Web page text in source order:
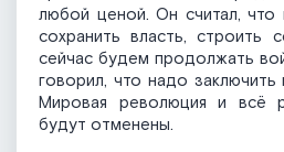
любой ценой. Он считал,
сохранить власть, строить
сейчас будем продолжать
говорил, что надо
Мировая революция и всё
будут отменены.